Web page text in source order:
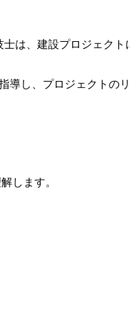
は、建設プロジェク
し、プロジェクトの
します。